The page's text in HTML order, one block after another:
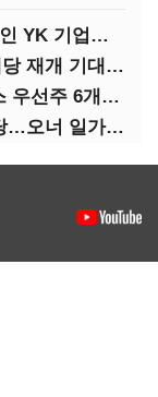
[IB토마토](IB&피플)강진구 법무법인 YK 기업거버넌스센터 센터장
[IB토마토]호텔신라, 흑자전환에 배당 재개 기대감…삼성생명도 웃을까
[IB토마토]CJ CGV, 올리브네트웍스 우선주 6개월 만에 상환…왜?
[IB토마토]예림당, 매출보다 큰 배당…오너 일가에 절반 간다